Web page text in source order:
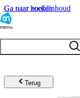
Ga naar hoofdinhoud
Ga naar zoeken
menu
Terug